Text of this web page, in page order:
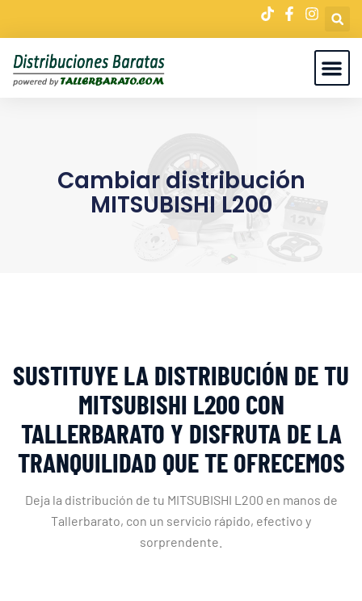
Cambiar distribución
MITSUBISHI L200
SUSTITUYE LA DISTRIBUCIÓN DE TU
MITSUBISHI L200 CON
TALLERBARATO Y DISFRUTA DE LA
TRANQUILIDAD QUE TE OFRECEMOS
Deja la distribución de tu MITSUBISHI L200 en manos de
Tallerbarato, con un servicio rápido, efectivo y
sorprendente.